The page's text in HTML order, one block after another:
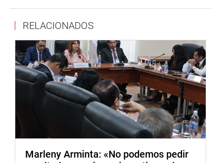
infraestructura local.
Del mismo modo, la congresista de Avanza País visitó la
posta médica de Huallapampa, donde “gracias a un
efectivo protocolo de bioseguridad no se han reportado
ningún caso de COVID-19 en la zona”.
“Hoy requieren cerca de cien dosis para vacunar a
adolescentes entre 12 a 18 años”, concluyó Yarrow.
Comisión de Descentralización, Regionalización,
Estado
RELACIONADOS
Marleny Arminta: «No podemos pedir